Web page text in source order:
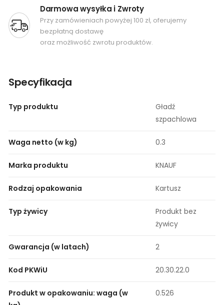
Darmowa wysyłka i Zwroty
Przy zamówieniach powyżej 100 zł, oferujemy
bezpłatną dostawę
oraz możliwość zwrotu produktów.
Specyfikacja
Typ produktu
Gładź
szpachlowa
Waga netto (w kg) 0.3
Marka produktu KNAUF
Rodzaj opakowania Kartusz
Typ żywicy
Produkt bez
żywicy
Gwarancja (w latach) 2
Kod PKWiU 20.30.22.0
Produkt w opakowaniu: waga (w
0.526